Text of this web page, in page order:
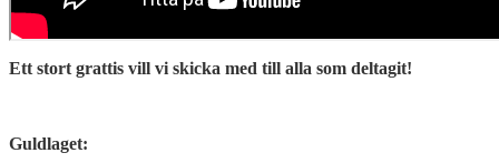
Ett stort grattis vill vi skicka med till alla som deltagit!
Guldlaget: